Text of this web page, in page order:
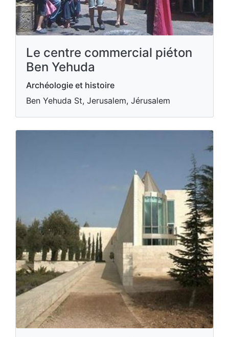
Le centre commercial piéton
Ben Yehuda
Archéologie et histoire
Ben Yehuda St, Jerusalem, Jérusalem